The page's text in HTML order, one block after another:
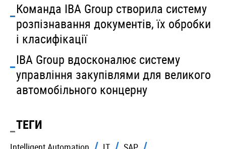
Команда IBA Group створила систему
розпізнавання документів, їх обробки
і класифікації
IBA Group вдосконалює систему
управління закупівлями для великого
автомобільного концерну
ТЕГИ